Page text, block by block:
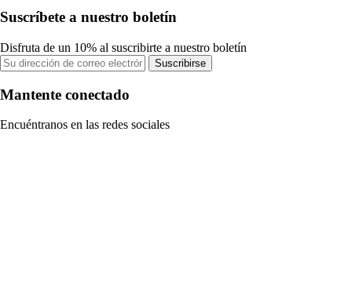
Suscríbete a nuestro boletín
Disfruta de un 10% al suscribirte a nuestro boletín
Suscribirse
Mantente conectado
Encuéntranos en las redes sociales